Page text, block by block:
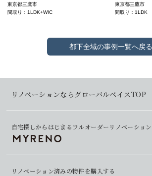
東京都三鷹市
間取り：1LDK+WIC
東京都三鷹市
間取り：1LDK
都下全域の事例一覧へ戻る
リノベーションならグローバルベイスTOP
自宅探しからはじまるフルオーダーリノベーション
リノベーション済みの物件を購入する